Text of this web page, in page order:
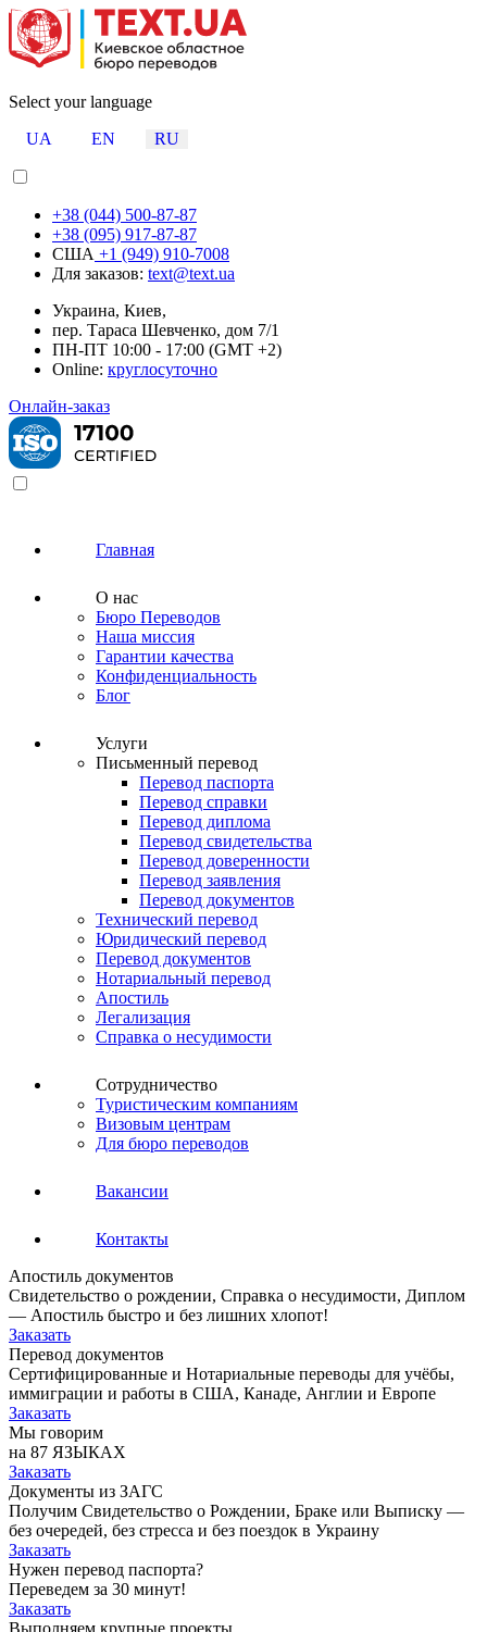
Select your language
UA
EN RU
+38 (044) 500-87-87
+38 (095) 917-87-87
США +1 (949) 910-7008
Для заказов: text@text.ua
Украина, Киев,
пер. Тараса Шевченко, дом 7/1
ПН-ПТ 10:00 - 17:00 (GMT +2)
Online: круглосуточно
Онлайн-заказ
Главная
О нас
Бюро Переводов
Наша миссия
Гарантии качества
Конфиденциальность
Блог
Услуги
Письменный перевод
Перевод паспорта
Перевод справки
Перевод диплома
Перевод свидетельства
Перевод доверенности
Перевод заявления
Перевод документов
Технический перевод
Юридический перевод
Перевод документов
Нотариальный перевод
Апостиль
Легализация
Справка о несудимости
Сотрудничество
Туристическим компаниям
Визовым центрам
Для бюро переводов
Вакансии
Контакты
Апостиль документов
Свидетельство о рождении, Справка о несудимости, Диплом
— Апостиль быстро и без лишних хлопот!
Заказать
Перевод документов
Сертифицированные и Нотариальные переводы для учёбы,
иммиграции и работы в США, Канаде, Англии и Европе
Заказать
Мы говорим
на 87 ЯЗЫКАХ
Заказать
Документы из ЗАГС
Получим Свидетельство о Рождении, Браке или Выписку —
без очередей, без стресса и без поездок в Украину
Заказать
Нужен перевод паспорта?
Переведем за 30 минут!
Заказать
Выполняем крупные проекты